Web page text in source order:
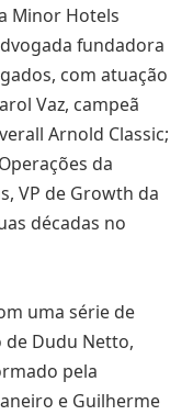
Minor Hotels
fundadora
com atuação
Vaz, campeã
Arnold Classic;
da
VP de Growth da
décadas no
uma série de
de Dudu Netto,
pela
e Guilherme